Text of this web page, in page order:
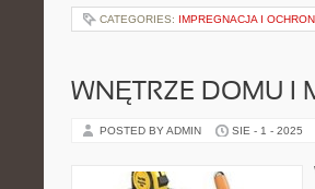
CATEGORIES: IMPREGNACJA I
WNĘTRZE DOMU I
POSTED BY ADMIN SIE - 1 - 2025